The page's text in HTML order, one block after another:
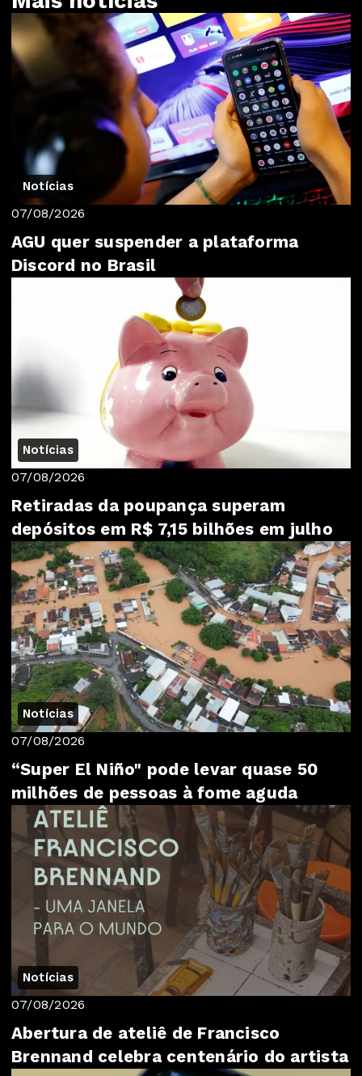
Notícias
07/08/2026
AGU quer suspender a plataforma
Discord no Brasil
Notícias
07/08/2026
Retiradas da poupança superam
depósitos em R$ 7,15 bilhões em julho
Notícias
07/08/2026
“Super El Niño" pode levar quase 50
milhões de pessoas à fome aguda
Notícias
07/08/2026
Abertura de ateliê de Francisco
Brennand celebra centenário do artista